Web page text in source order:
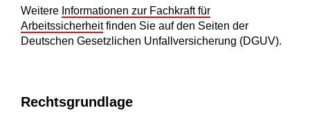
Weitere Informationen zur Fachkraft für
Arbeitssicherheitfinden Sie auf den Seiten der
Deutschen Gesetzlichen Unfallversicherung (DGUV).
Rechtsgrundlage